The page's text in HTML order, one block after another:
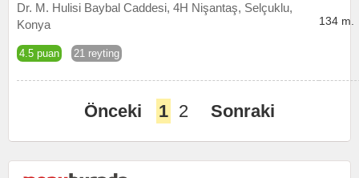
Dr. M. Hulisi Baybal Caddesi, 4H Nişantaş, Selçuklu,
Konya
4.5 puan 21 reyting
134 m.
Önceki 1 2 Sonraki